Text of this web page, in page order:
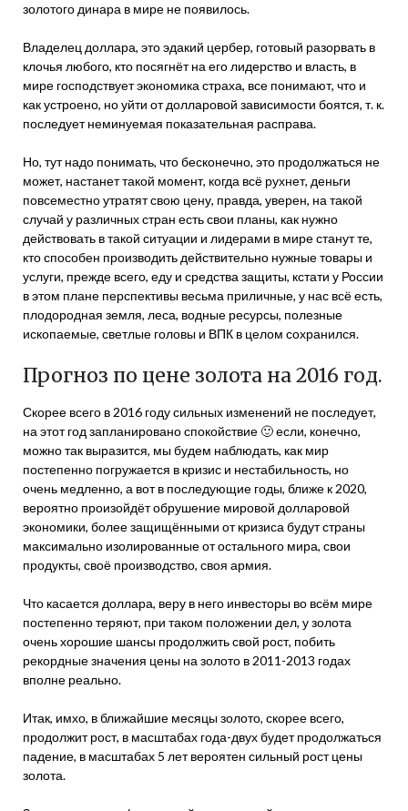
золотого динара в мире не появилось.
Владелец доллара, это эдакий цербер, готовый разорвать в
клочья любого, кто посягнёт на его лидерство и власть, в
мире господствует экономика страха, все понимают, что и
как устроено, но уйти от долларовой зависимости боятся, т. к.
последует неминуемая показательная расправа.
Но, тут надо понимать, что бесконечно, это продолжаться не
может, настанет такой момент, когда всё рухнет, деньги
повсеместно утратят свою цену, правда, уверен, на такой
случай у различных стран есть свои планы, как нужно
действовать в такой ситуации и лидерами в мире станут те,
кто способен производить действительно нужные товары и
услуги, прежде всего, еду и средства защиты, кстати у России
в этом плане перспективы весьма приличные, у нас всё есть,
плодородная земля, леса, водные ресурсы, полезные
ископаемые, светлые головы и ВПК в целом сохранился.
Прогноз по цене золота на 2016 год.
Скорее всего в 2016 году сильных изменений не последует,
на этот год запланировано спокойствие 🙂 если, конечно,
можно так выразится, мы будем наблюдать, как мир
постепенно погружается в кризис и нестабильность, но
очень медленно, а вот в последующие годы, ближе к 2020,
вероятно произойдёт обрушение мировой долларовой
экономики, более защищёнными от кризиса будут страны
максимально изолированные от остального мира, свои
продукты, своё производство, своя армия.
Что касается доллара, веру в него инвесторы во всём мире
постепенно теряют, при таком положении дел, у золота
очень хорошие шансы продолжить свой рост, побить
рекордные значения цены на золото в 2011-2013 годах
вполне реально.
Итак, имхо, в ближайшие месяцы золото, скорее всего,
продолжит рост, в масштабах года-двух будет продолжаться
падение, в масштабах 5 лет вероятен сильный рост цены
золота.